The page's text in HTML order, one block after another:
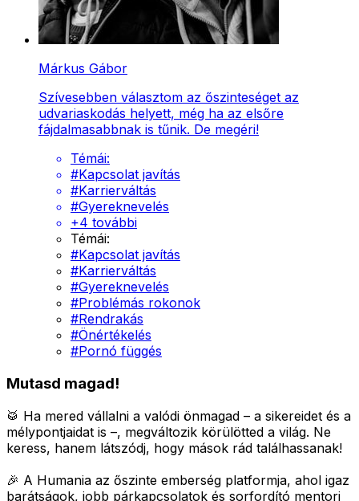
Márkus Gábor
Szívesebben választom az őszinteséget az
udvariaskodás helyett, még ha az elsőre
fájdalmasabbnak is tűnik. De megéri!
Témái:
#Kapcsolat javítás
#Karrierváltás
#Gyereknevelés
+4 további
Témái:
#Kapcsolat javítás
#Karrierváltás
#Gyereknevelés
#Problémás rokonok
#Rendrakás
#Önértékelés
#Pornó függés
Mutasd magad!
🥁 Ha mered vállalni a valódi önmagad – a sikereidet és a
mélypontjaidat is –, megváltozik körülötted a világ. Ne
keress, hanem látszódj, hogy mások rád találhassanak!
🎉 A Humania az őszinte emberség platformja, ahol igaz
barátságok, jobb párkapcsolatok és sorfordító mentori